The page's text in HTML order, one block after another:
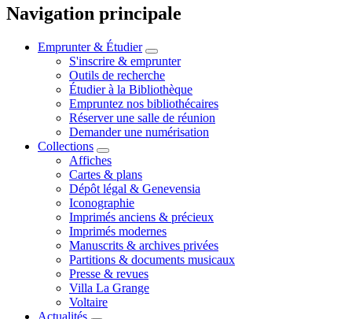
Navigation principale
Emprunter & Étudier
S'inscrire & emprunter
Outils de recherche
Étudier à la Bibliothèque
Empruntez nos bibliothécaires
Réserver une salle de réunion
Demander une numérisation
Collections
Affiches
Cartes & plans
Dépôt légal & Genevensia
Iconographie
Imprimés anciens & précieux
Imprimés modernes
Manuscrits & archives privées
Partitions & documents musicaux
Presse & revues
Villa La Grange
Voltaire
Actualités